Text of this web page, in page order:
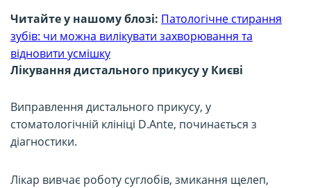
Читайте у нашому блозі: Патологічне стирання
зубів: чи можна вилікувати захворювання та
відновити усмішку
Лікування дистального прикусу у Києві
Виправлення дистального прикусу, у
стоматологічній клініці D.Ante, починається з
діагностики.
Лікар вивчає роботу суглобів, змикання щелеп,